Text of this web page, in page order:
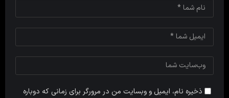
ذخیره نام، ایمیل و وبسایت من در مرورگر برای زمانی که دوباره